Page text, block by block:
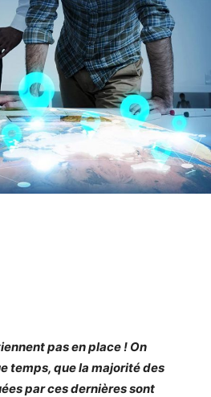
pas en place ! On
temps, que la majorité des
par ces dernières sont